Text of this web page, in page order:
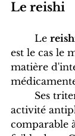
Le reishi
	Le
est le cas le
matière
activité
comparable